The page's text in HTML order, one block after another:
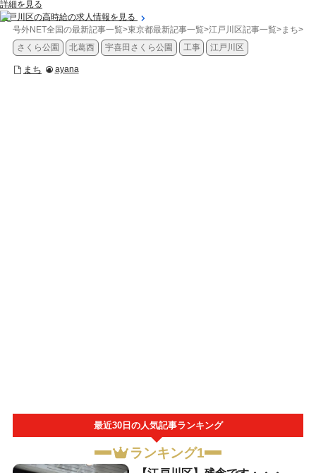
詳細を見る
江戸川区の高時給の求人情報を見る
号外NET全国の最新記事一覧>東京都最新記事一覧>江戸川区記事一覧>まち>【
さくら公園
北葛西 宇喜田さくら公園 工事 江戸川区
まち ayana
最近30日の人気記事ランキング
ランキング1